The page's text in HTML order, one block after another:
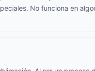
No funciona en